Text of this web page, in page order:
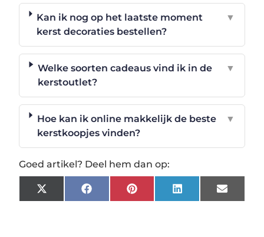
Kan ik nog op het laatste moment
kerst decoraties bestellen?
▼
Welke soorten cadeaus vind ik in de
kerstoutlet?
▼
Hoe kan ik online makkelijk de beste
kerstkoopjes vinden?
▼
Goed artikel? Deel hem dan op:
X
(Twitter)
FacebookPinterestLinkedInEmail